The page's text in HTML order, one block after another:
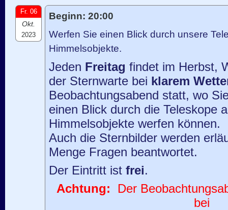
Fr. 06
Okt.
2023
Beginn: 20:00
Werfen Sie einen Blick durch unsere
Himmelsobjekte.
Jeden Freitag findet im Herbst,
der Sternwarte bei klarem
Beobachtungsabend statt, wo
einen Blick durch die Teleskope
Himmelsobjekte werfen können.
Auch die Sternbilder werden
Menge Fragen beantwortet.
Der Eintritt ist frei.
Achtung: Der
bei